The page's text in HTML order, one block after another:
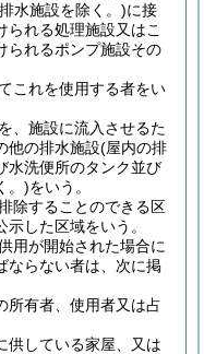
水施設を除く。)に接
れる処理施設又はこ
られるポンプ施設その
これを使用する者をい
、施設に流入させるた
他の排水施設(屋内の排
水洗便所のタンク並び
。)をいう。
除することのできる区
した区域をいう。
用が開始された場合に
ならない者は、次に掲
所有者、使用者又は占
供している家屋、又は